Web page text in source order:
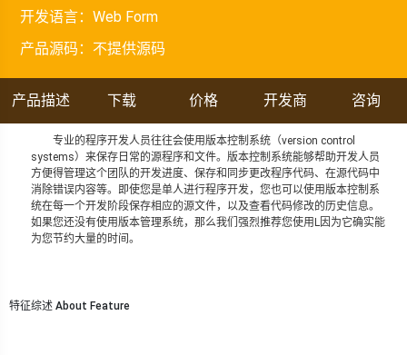
开发语言：Web Form
产品源码： 不提供源码
产品描述 下载 价格 开发商 咨询
专业的程序开发人员往往会使用版本控制系统（version control
systems）来保存日常的源程序和文件。版本控制系统能够帮助开发人员
方便得管理这个团队的开发进度、保存和同步更改程序代码、在源代码中
消除错误内容等。即使您是单人进行程序开发，您也可以使用版本控制系
统在每一个开发阶段保存相应的源文件，以及查看代码修改的历史信息。
如果您还没有使用版本管理系统，那么我们强烈推荐您使用L因为它确实能
为您节约大量的时间。
特征综述 About Feature